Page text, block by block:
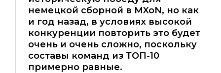
немецкой сборной в MXoN, но как
и год назад, в условиях высокой
конкуренции повторить это будет
очень и очень сложно, поскольку
составы команд из ТОП-10
примерно равные.